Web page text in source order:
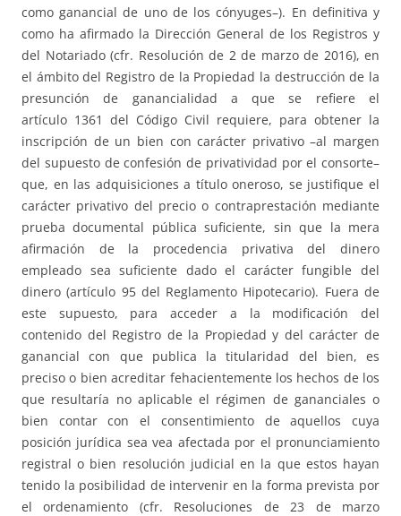
como ganancial de uno de los cónyuges–). En definitiva y
como ha afirmado la Dirección General de los Registros y
del Notariado (cfr. Resolución de 2 de marzo de 2016), en
el ámbito del Registro de la Propiedad la destrucción de la
presunción de ganancialidad a que se refiere el
artículo 1361 del Código Civil requiere, para obtener la
inscripción de un bien con carácter privativo –al margen
del supuesto de confesión de privatividad por el consorte–
que, en las adquisiciones a título oneroso, se justifique el
carácter privativo del precio o contraprestación mediante
prueba documental pública suficiente, sin que la mera
afirmación de la procedencia privativa del dinero
empleado sea suficiente dado el carácter fungible del
dinero (artículo 95 del Reglamento Hipotecario). Fuera de
este supuesto, para acceder a la modificación del
contenido del Registro de la Propiedad y del carácter de
ganancial con que publica la titularidad del bien, es
preciso o bien acreditar fehacientemente los hechos de los
que resultaría no aplicable el régimen de gananciales o
bien contar con el consentimiento de aquellos cuya
posición jurídica sea vea afectada por el pronunciamiento
registral o bien resolución judicial en la que estos hayan
tenido la posibilidad de intervenir en la forma prevista por
el ordenamiento (cfr. Resoluciones de 23 de marzo